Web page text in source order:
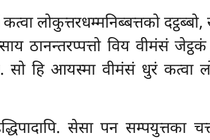
लोकुत्तरधम्मनिब्बत्तको
ठानन्तरप्पत्तो विय वीमंसं
सो हि आयस्मा वीमंसं धुरं कत्वा
सेसा पन सम्पयुत्तका